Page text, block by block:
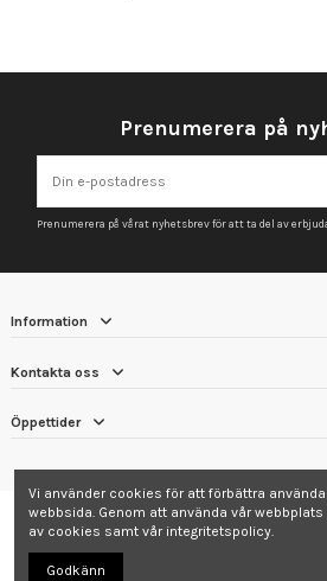
Prenumerera på
Prenumerera på vårat nyhetsbrev för att ta del av
Information
Kontakta oss
Öppettider
Vi använder cookies för att förbättra
webbsida. Genom att använda vår
av cookies samt vår integritetspolicy.
Godkänn